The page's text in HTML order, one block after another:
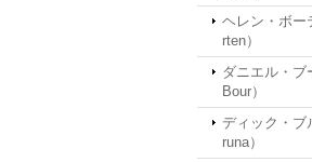
ヘレン・ボー
rten）
ダニエル・ブ
Bour）
ディック・ブ
runa）